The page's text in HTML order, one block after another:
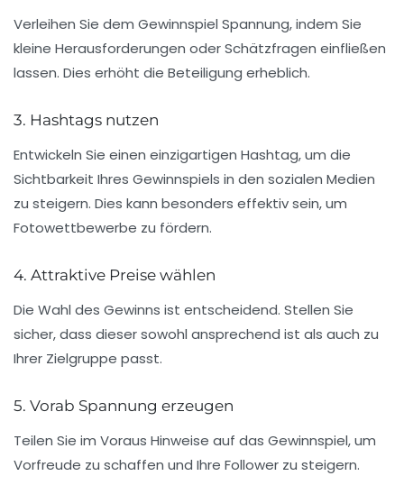
Verleihen Sie dem Gewinnspiel Spannung, indem Sie
kleine Herausforderungen oder Schätzfragen einfließen
lassen. Dies erhöht die Beteiligung erheblich.
3. Hashtags nutzen
Entwickeln Sie einen einzigartigen Hashtag, um die
Sichtbarkeit Ihres Gewinnspiels in den sozialen Medien
zu steigern. Dies kann besonders effektiv sein, um
Fotowettbewerbe zu fördern.
4. Attraktive Preise wählen
Die Wahl des Gewinns ist entscheidend. Stellen Sie
sicher, dass dieser sowohl ansprechend ist als auch zu
Ihrer Zielgruppe passt.
5. Vorab Spannung erzeugen
Teilen Sie im Voraus Hinweise auf das Gewinnspiel, um
Vorfreude zu schaffen und Ihre Follower zu steigern.